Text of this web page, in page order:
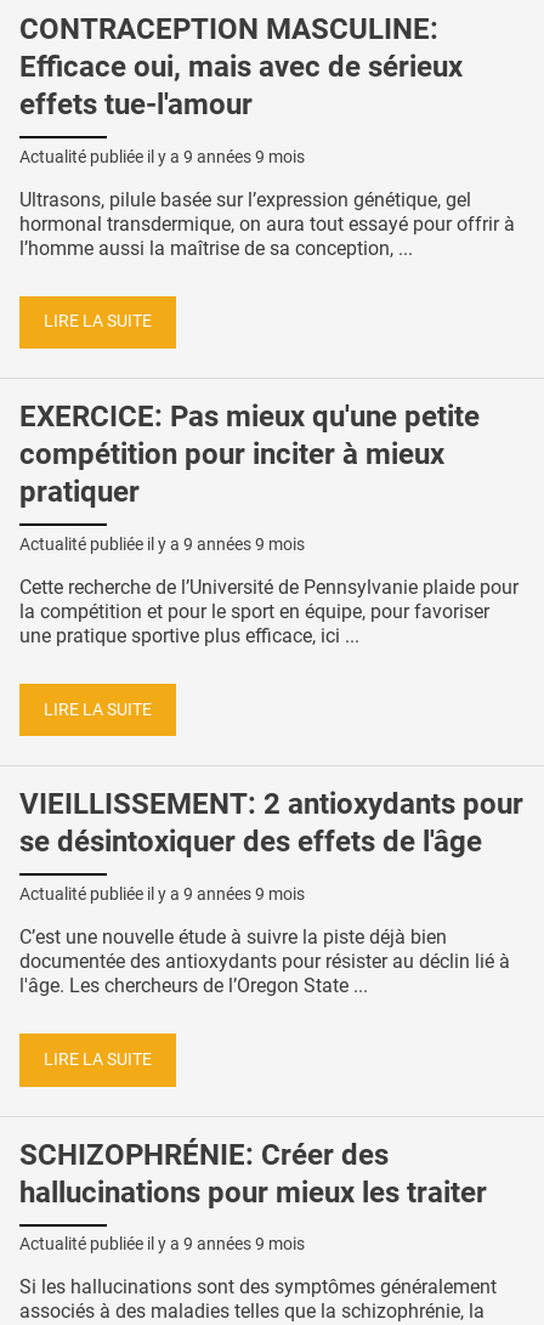
CONTRACEPTION MASCULINE:
Efficace oui, mais avec de sérieux
effets tue-l'amour
Actualité publiée il y a 9 années 9 mois
Ultrasons, pilule basée sur l’expression génétique, gel
hormonal transdermique, on aura tout essayé pour offrir à
l’homme aussi la maîtrise de sa conception, ...
LIRE LA SUITE
EXERCICE: Pas mieux qu'une petite
compétition pour inciter à mieux
pratiquer
Actualité publiée il y a 9 années 9 mois
Cette recherche de l’Université de Pennsylvanie plaide pour
la compétition et pour le sport en équipe, pour favoriser
une pratique sportive plus efficace, ici ...
LIRE LA SUITE
VIEILLISSEMENT: 2 antioxydants pour
se désintoxiquer des effets de l'âge
Actualité publiée il y a 9 années 9 mois
C’est une nouvelle étude à suivre la piste déjà bien
documentée des antioxydants pour résister au déclin lié à
l'âge. Les chercheurs de l’Oregon State ...
LIRE LA SUITE
SCHIZOPHRÉNIE: Créer des
hallucinations pour mieux les traiter
Actualité publiée il y a 9 années 9 mois
Si les hallucinations sont des symptômes généralement
associés à des maladies telles que la schizophrénie, la